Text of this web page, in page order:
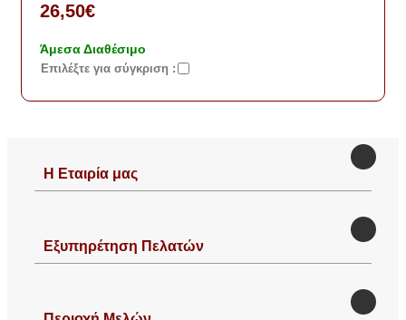
26,50€
Άμεσα Διαθέσιμο
Eπιλέξτε για σύγκριση :
Η Εταιρία μας
Εξυπηρέτηση Πελατών